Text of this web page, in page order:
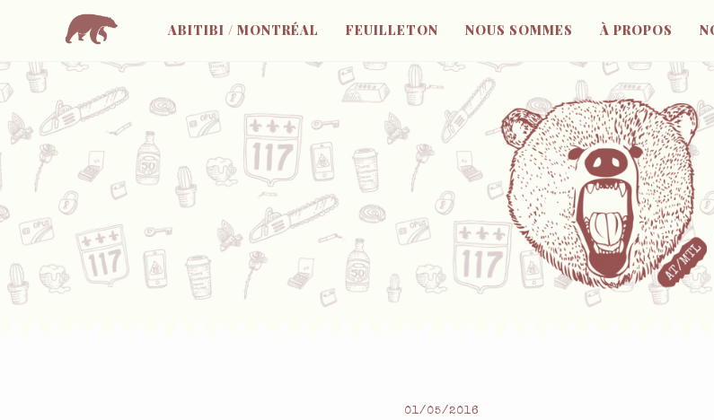
ABITIBI / MONTRÉAL FEUILLETON NOUS SOMMES À PROPOS
01/05/2016